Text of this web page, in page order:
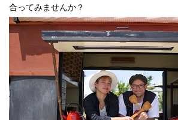
合ってみませんか？